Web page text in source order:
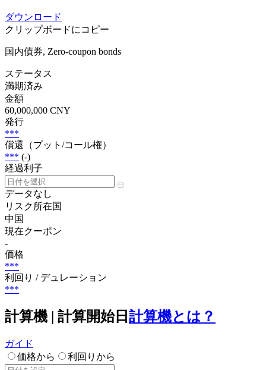
ダウンロード
クリップボードにコピー
国内債券, Zero-coupon bonds
ステータス
満期済み
金額
60,000,000 CNY
発行
***
償還（プット/コール権）
*** (-)
経過利子
データなし
リスク所在国
中国
現在クーポン
-
価格
***
利回り / デュレーション
***
計算機 | 計算開始日 計算機とは？
ガイド
価格から
利回りから